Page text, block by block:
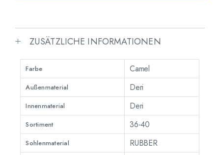
ZUSÄTZLICHE INFORMATIONEN
Farbe Camel
Außenmaterial Deri
Innenmaterial Deri
Sortiment 36-40
Sohlenmaterial RUBBER